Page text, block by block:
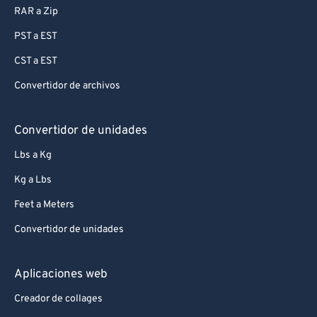
RAR a Zip
PST a EST
CST a EST
Convertidor de archivos
Convertidor de unidades
Lbs a Kg
Kg a Lbs
Feet a Meters
Convertidor de unidades
Aplicaciones web
Creador de collages